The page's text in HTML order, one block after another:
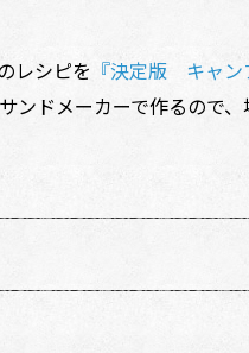
レシピを 『決定版 キャン
ンドメーカーで作るので